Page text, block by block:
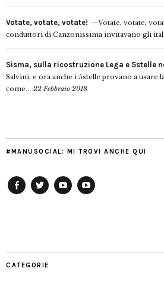
Votate, votate, votate!
Votate, votate,
conduttori di Canzonissima invitavano gli
Sisma, sulla ricostruzione Lega e 5stelle
Salvini, e ora anche i 5stelle provano a usare
come... 22 Febbraio 2018
#MANUSOCIAL: MI TROVI ANCHE QUI
CATEGORIE